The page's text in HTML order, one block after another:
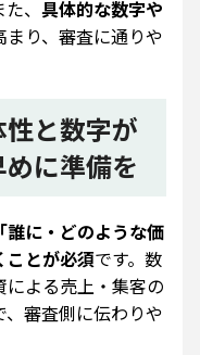
、 具体的な数字や
まり、審査に通りや
と数字が
に準備を
「誰に・どのような価
ことが必須です。数
よる売上・集客の
審査側に伝わりや